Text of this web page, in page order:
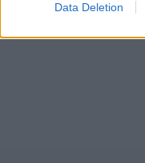
Data Deletion